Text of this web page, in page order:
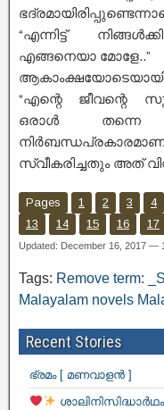
“എന്നിട്ട്
എങ്ങനെയാ മോളേ..”
“എന്റെ ജീവന്റെ
ഒരാൾ തന്നെ
സ്വീകരിച്ചതും അത്
Pages 1 2 3 4
13
14 15 16 17
Updated: December 16, 2017 —
Tags: Remove term:
Malayalam novels
Recent Stories
ഭ്രമം [ മണവാളൻ ]